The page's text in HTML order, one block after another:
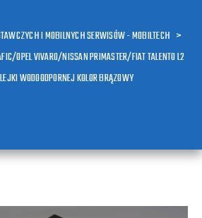
I MOBILNYCH SERWISÓW - MOBILTECH >
OPEL VIVARO/NISSAN PRIMASTER/FIAT TALENTO L2
WODOODPORNEJ KOLOR BRĄZOWY